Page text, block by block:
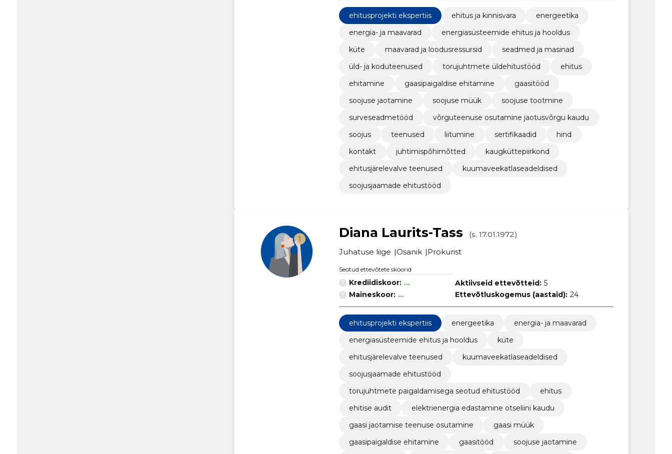
ehitusprojekti ekspertiis ehitus ja kinnisvara
energeetika
energia- ja maavarad
energiasüsteemide ehitus ja hooldus
küte
maavarad ja loodusressursid
seadmed ja masinad
üld- ja koduteenused
torujuhtmete üldehitustööd
ehitus
ehitamine
gaasipaigaldise ehitamine
gaasitööd
soojuse jaotamine
soojuse müük
soojuse tootmine
surveseadmetööd
võrguteenuse osutamine jaotusvõrgu kaudu
soojus
teenused liitumine sertifikaadid
hind
kontakt
juhtimispõhimõtted
kaugküttepiirkond
ehitusjärelevalve teenused
kuumaveekatlaseadeldised
soojusjaamade ehitustööd
Diana Laurits-Tass
(s. 17.01.1972)
Juhatuse liige
Osanik Prokurist
Seotud ettevõtete skoorid
Krediidiskoor: ...
Maineskoor: ...
Aktiivseid ettevõtteid: 5
Ettevõtluskogemus (aastaid): 24
ehitusprojekti ekspertiis energeetika
energia- ja maavarad
energiasüsteemide ehitus ja hooldus
küte
ehitusjärelevalve teenused
kuumaveekatlaseadeldised
soojusjaamade ehitustööd
torujuhtmete paigaldamisega seotud ehitustööd
ehitus
ehitise audit
elektrienergia edastamine otseliini kaudu
gaasi jaotamise teenuse osutamine
gaasi müük
gaasipaigaldise ehitamine
gaasitööd
soojuse jaotamine